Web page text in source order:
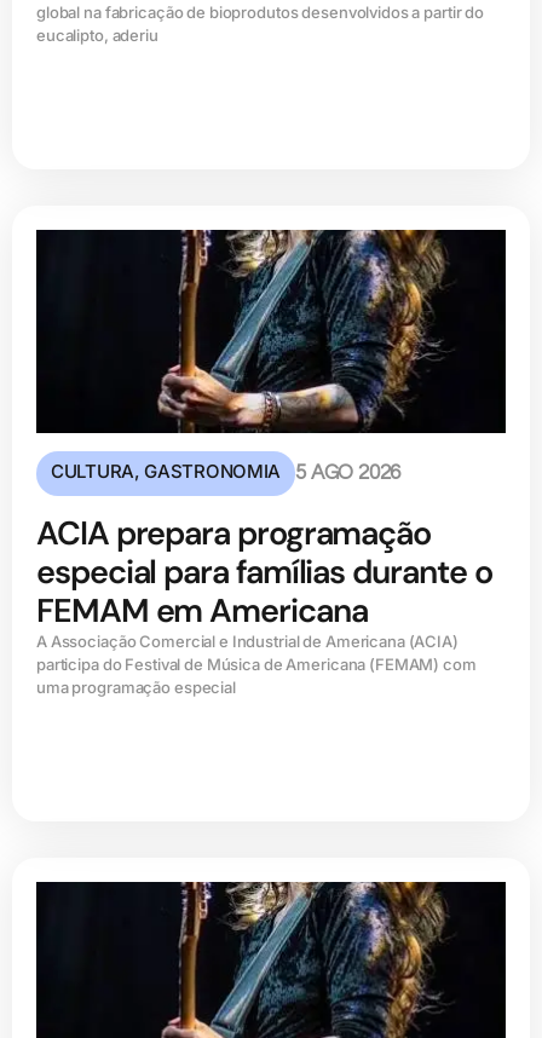
global na fabricação de bioprodutos desenvolvidos a partir do
eucalipto, aderiu
CULTURA,GASTRONOMIA 5 AGO 2026
ACIA prepara programação
especial para famílias durante o
FEMAM em Americana
A Associação Comercial e Industrial de Americana (ACIA)
participa do Festival de Música de Americana (FEMAM) com
uma programação especial